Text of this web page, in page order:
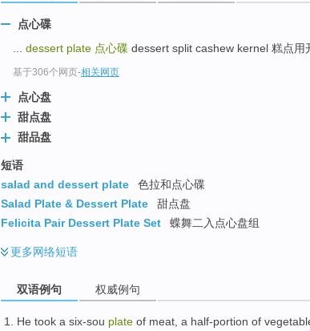
点心碟
dessert plate 点心碟 dessert split cashew kernel 糕点用
基于306个网页-相关网页
点心盘
甜点盘
甜品盘
短语
salad and dessert plate
色拉和点心碟
Salad Plate & Dessert Plate
甜点盘
Felicita Pair Dessert Plate Set
蝶舞二入点心盘组
更多网络短语
双语例句 权威例句
He took a six-sou plate of meat , a half-portion of